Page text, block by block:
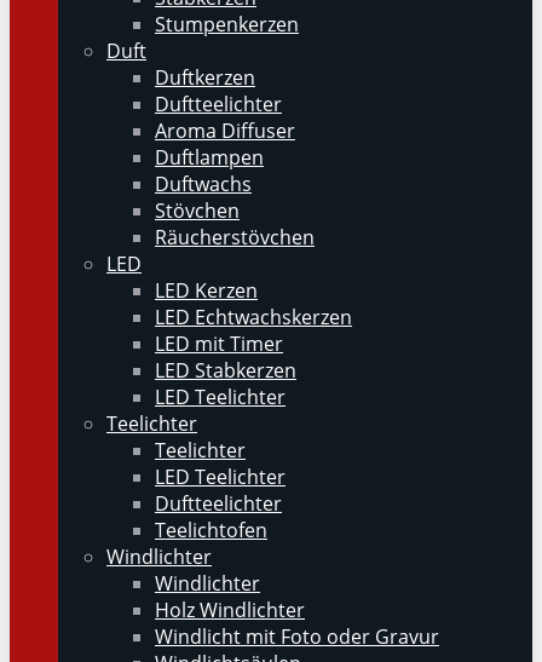
Stumpenkerzen
Duft
Duftkerzen
Duftteelichter
Aroma Diffuser
Duftlampen
Duftwachs
Stövchen
Räucherstövchen
LED
LED Kerzen
LED Echtwachskerzen
LED mit Timer
LED Stabkerzen
LED Teelichter
Teelichter
Teelichter
LED Teelichter
Duftteelichter
Teelichtofen
Windlichter
Windlichter
Holz Windlichter
Windlicht mit Foto oder Gravur